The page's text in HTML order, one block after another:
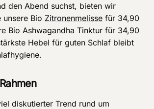
den Abend suchst, bieten wir
unsere Bio Zitronenmelisse für 34,90
Bio Ashwagandha Tinktur für 34,90
Hebel für guten Schlaf bleibt
diskutierter Trend rund um